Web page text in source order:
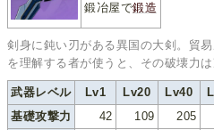
鍛冶屋で鍛造
剣身に鈍い刃がある異国の大剣。貿
を理解する者が使うと、その破壊力は
武器レベル Lv1 Lv20 Lv40
基礎攻撃力
42 109 205